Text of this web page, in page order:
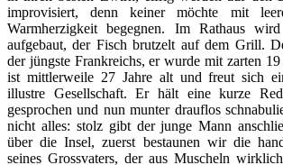
improvisiert, denn keiner möchte mit
Warmherzigkeit begegnen. Im Rathaus
aufgebaut, der Fisch brutzelt auf dem Grill.
der jüngste Frankreichs, er wurde mit zarten
ist mittlerweile 27 Jahre alt und freut sich
illustre Gesellschaft. Er hält eine kurze
gesprochen und nun munter drauflos
nicht alles: stolz gibt der junge Mann
über die Insel, zuerst bestaunen wir die
seines Grossvaters, der aus Muscheln